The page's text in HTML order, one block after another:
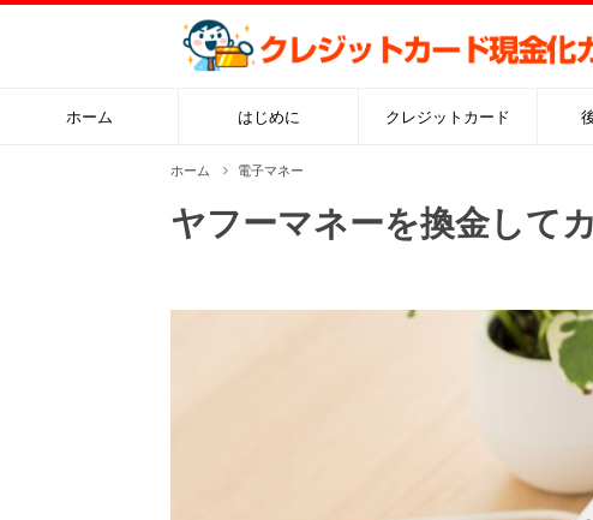
ホーム はじめに クレジットカード
ホーム 電子マネー
ヤフーマネーを換金して